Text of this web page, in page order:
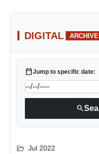
DIGITAL
calendar_todayJump to specific date:
search
folder_open Jul 2022